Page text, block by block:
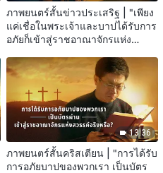
ภาพยนตร์สั้นข่าวประเสริฐ | "เพียง
แค่เชื่อในพระเจ้าและบาปได้รับการ
อภัยก็เข้าสู่ราชอาณาจักรแห่ง
13:36
ภาพยนตร์สั้นคริสเตียน | "การได้รับ
การอภัยบาปของพวกเรา เป็นบัตร